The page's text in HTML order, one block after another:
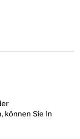
können Sie in